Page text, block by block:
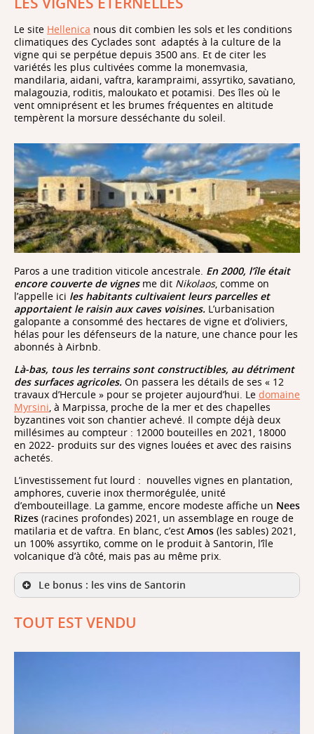
Le site Hellenica nous dit combien les sols et les conditions
climatiques des Cyclades sont adaptés à la culture de la
vigne qui se perpétue depuis 3500 ans. Et de citer les
variétés les plus cultivées comme la monemvasia,
mandilaria, aidani, vaftra, karampraimi, assyrtiko, savatiano,
malagouzia, roditis, maloukato et potamisi. Des îles où le
vent omniprésent et les brumes fréquentes en altitude
tempèrent la morsure desséchante du soleil.
Paros a une tradition viticole ancestrale. En 2000, l’île était
encore couverte de vignesme dit Nikolaos, comme on
l’appelle ici les habitants cultivaient leurs parcelles et
apportaient le raisin aux caves voisines. L’urbanisation
galopante a consommé des hectares de vigne et d’oliviers,
hélas pour les défenseurs de la nature, une chance pour les
abonnés à Airbnb.
Là-bas, tous les terrains sont constructibles, au détriment
des surfaces agricoles. On passera les détails de ses « 12
travaux d’Hercule » pour se projeter aujourd’hui. Le domaine
Myrsini , à Marpissa, proche de la mer et des chapelles
byzantines voit son chantier achevé. Il compte déjà deux
millésimes au compteur : 12000 bouteilles en 2021, 18000
en 2022- produits sur des vignes louées et avec des raisins
achetés.
L’investissement fut lourd : nouvelles vignes en plantation,
amphores, cuverie inox thermorégulée, unité
d’embouteillage. La gamme, encore modeste affiche un Nees
Rizes (racines profondes) 2021, un assemblage en rouge de
matilaria et de vaftra. En blanc, c’est Amos (les sables) 2021,
un 100% assyrtiko, comme on le produit à Santorin, l’île
volcanique d’à côté, mais pas au même prix.
Le bonus : les vins de Santorin
TOUT EST VENDU